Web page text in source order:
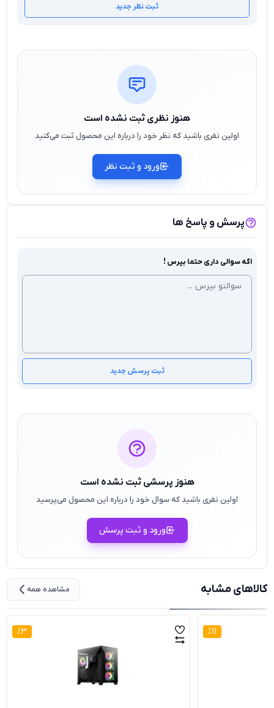
برخی نسخه‌ها بدون فن پیش‌فرض عرضه می‌شوند
کیس گیمینگ اوست GT-AQ16-MW با ترکیب رنگ سفید
چشم‌نواز ، نورپردازی RGB و ساختار مستحکم ، انتخابی ممتاز برای
گیمرها و کاربران حرفه‌ای است. اگر به دنبال یک کیس گیمینگ با
ظاهر خاص ، خنک‌کنندگی مؤثر و امکانات کامل هستید ، این
مدل پاسخگوی تمام نیازهای شما خواهد بود.
ثبت نظر جدید
هنوز نظری ثبت نشده است
اولین نفری باشید که نظر خود را درباره این محصول ثبت می‌کنید
ورود و ثبت نظر
پرسش و پاسخ ها
اگه سوالی داری حتما بپرس !
ثبت پرسش جدید
هنوز پرسشی ثبت نشده است
اولین نفری باشید که سوال خود را درباره این محصول می‌پرسید
ورود و ثبت پرسش
کالاهای مشابه مشاهده همه
3
% 11
%